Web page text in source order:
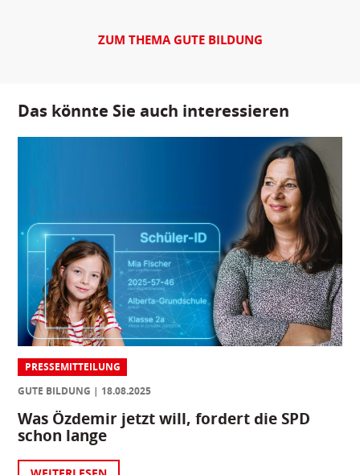
ZUM THEMA GUTE BILDUNG
Das könnte Sie auch interessieren
PRESSEMITTEILUNG
GUTE BILDUNG
18.08.2025
Was Özdemir jetzt will, fordert die SPD
schon lange